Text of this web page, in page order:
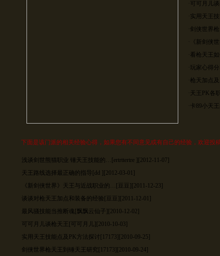
可可月儿
实用天王
剑侠世界
《新剑侠
看枪天王
玩家心得
枪天加点
天王PK各
卡89小天
下面是该门派的相关经验心得，如果您有不同意见或有自己的经验，欢迎投
浅谈剑世熊猫职业 锤天王技能的…
[ertrttertre ][2012-11-07]
天王路线选择最正确的指导 [dd ][2012-03-01]
《新剑侠世界》天王与近战职业的…
[豆豆][2011-12-23]
谈谈对枪天王加点和装备的经验 [豆豆][2011-12-01]
最风骚技能当推断魂 [飘飘云仙子][2010-12-02]
可可月儿谈枪天王 [可可月儿][2010-10-03]
实用天王技能点及PK方法探讨 [17173][2010-09-25]
剑侠世界枪天王到锤天王研究 [17173][2010-09-24]